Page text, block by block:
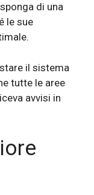
di una
le sue
il sistema
tutte le aree
avvisi in